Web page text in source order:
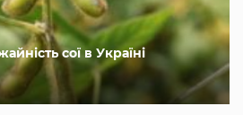
сої в Україні